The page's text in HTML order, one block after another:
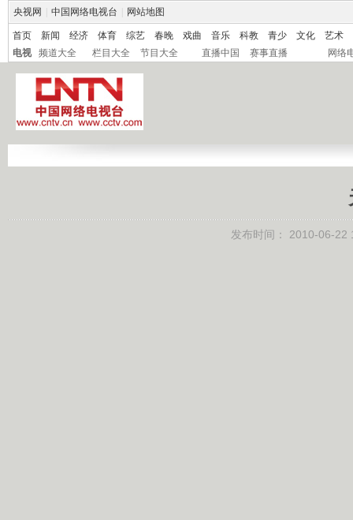
央视网 中国网络电视台 网站地图
首页 新闻 经济 体育 综艺 春晚 戏曲 音乐 科教 青少 文化
艺术
电视
频道大全 栏目大全 节目大全 直播中国 赛事直播 网络
发布时间： 2010-06-22